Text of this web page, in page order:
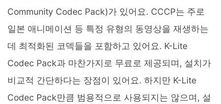
Community Codec Pack)가 있어요. CCCP는 주로
일본 애니메이션 등 특정 유형의 동영상을 재생하는
데 최적화된 코덱들을 포함하고 있어요. K-Lite
Codec Pack과 마찬가지로 무료로 제공되며, 설치가
비교적 간단하다는 장점이 있어요. 하지만 K-Lite
Codec Pack만큼 범용적으로 사용되지는 않으며, 설